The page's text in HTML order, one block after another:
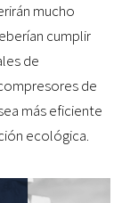
mucho
cumplir
de
de
más eficiente
ecológica.